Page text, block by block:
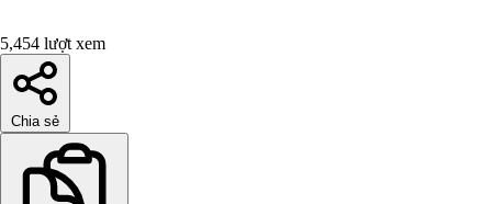
5,454 lượt xem
Chia sẻ